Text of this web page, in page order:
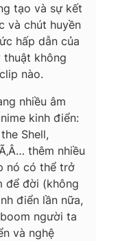
tạo và sự kết
và chút huyền
hấp dẫn của
thuật không
nào.
nhiều âm
kinh điển:
Shell,
thêm nhiều
nó có thể trở
để đời (không
điển lần nữa,
người ta
và nghệ